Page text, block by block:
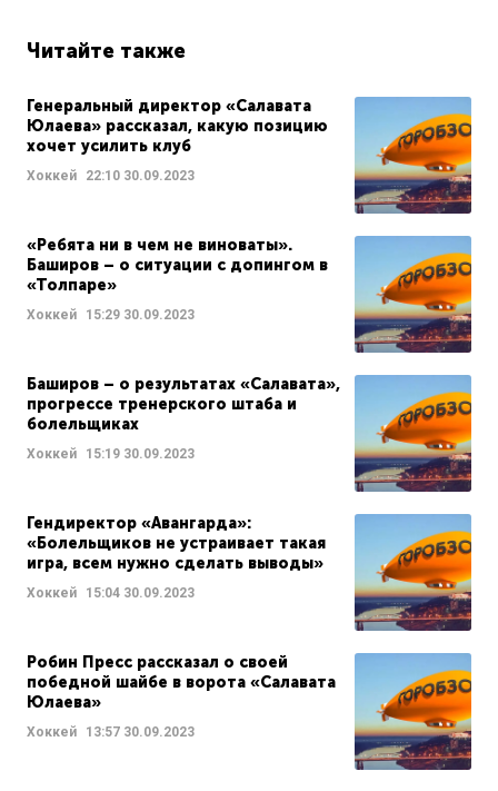
Читайте также
Генеральный директор «Салавата
Юлаева» рассказал, какую позицию
хочет усилить клуб
Хоккей 22:10 30.09.2023
«Ребята ни в чем не виноваты».
Баширов – о ситуации с допингом в
«Толпаре»
Хоккей 15:29 30.09.2023
Баширов – о результатах «Салавата»,
прогрессе тренерского штаба и
болельщиках
Хоккей 15:19 30.09.2023
Гендиректор «Авангарда»:
«Болельщиков не устраивает такая
игра, всем нужно сделать выводы»
Хоккей 15:04 30.09.2023
Робин Пресс рассказал о своей
победной шайбе в ворота «Салавата
Юлаева»
Хоккей 13:57 30.09.2023